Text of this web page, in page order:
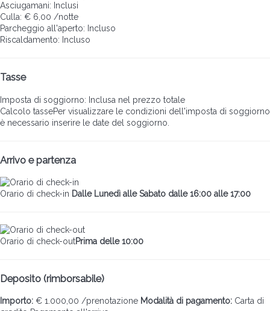
Asciugamani: Inclusi
Culla: € 6,00 /notte
Parcheggio all'aperto: Incluso
Riscaldamento: Incluso
Tasse
Imposta di soggiorno: Inclusa nel prezzo totale
Calcolo tassePer visualizzare le condizioni dell'imposta di soggiorno
è necessario inserire le date del soggiorno.
Arrivo e partenza
Orario di check-in Dalle Lunedì alle Sabato dalle 16:00 alle 17:00
Orario di check-outPrima delle 10:00
Deposito (rimborsabile)
Importo: € 1.000,00 /prenotazione Modalità di pagamento: Carta di